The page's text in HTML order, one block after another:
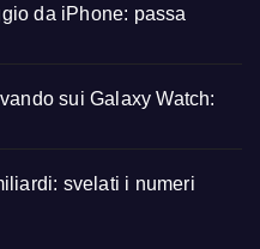
da iPhone: passa
sui Galaxy Watch:
svelati i numeri